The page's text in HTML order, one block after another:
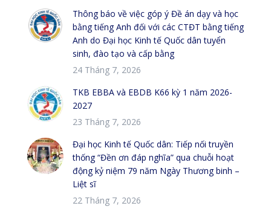
Thông báo về việc góp ý Đề án dạy và học
bằng tiếng Anh đối với các CTĐT bằng tiếng
Anh do Đại học Kinh tế Quốc dân tuyển
sinh, đào tạo và cấp bằng
24 Tháng 7, 2026
TKB EBBA và EBDB K66 kỳ 1 năm 2026-
2027
23 Tháng 7, 2026
Đại học Kinh tế Quốc dân: Tiếp nối truyền
thống “Đền ơn đáp nghĩa” qua chuỗi hoạt
động kỷ niệm 79 năm Ngày Thương binh –
Liệt sĩ
22 Tháng 7, 2026